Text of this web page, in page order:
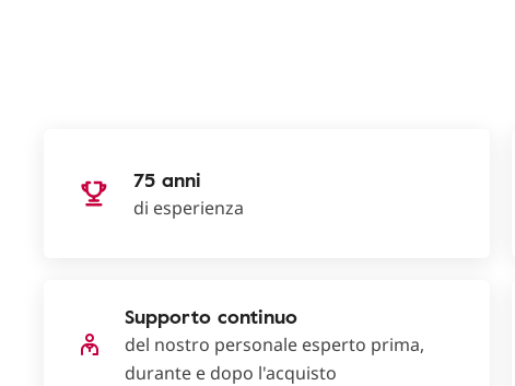
75 anni
di esperienza
Supporto continuo
del nostro personale esperto prima,
durante e dopo l'acquisto